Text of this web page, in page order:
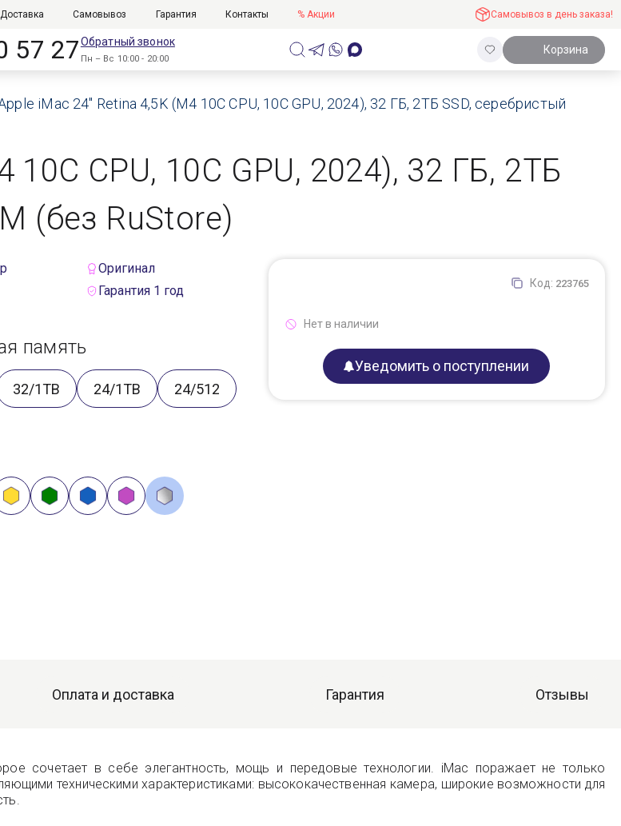
Доставка Самовывоз Гарантия Контакты % Акции Самовывоз в день заказа!
57 27Обратный звонок
Пн – Вс 10:00 - 20:00
Корзина
iMac 24" Retina 4,5K (M4 10C CPU, 10C GPU, 2024), 32 ГБ, 2ТБ SSD, серебристый
CPU, 10C GPU, 2024), 32 ГБ, 2ТБ
(без RuStore)
Оригинал
Гарантия 1 год
память
32/1TB 24/1TB 24/512
Код: 223765
Нет в наличии
Уведомить о поступлении
Оплата и доставка Гарантия Отзывы
сочетает в себе элегантность, мощь и передовые технологии. iMac поражает не только
техническими характеристиками: высококачественная камера, широкие возможности для